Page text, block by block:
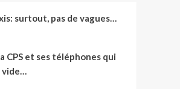
surtout, pas de vagues…
CPS et ses téléphones qui
vide…